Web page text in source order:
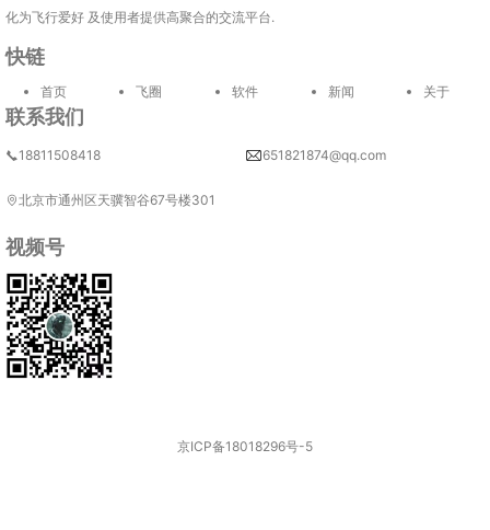
化为飞行爱好 及使用者提供高聚合的交流平台.
快链
首页 飞圈 软件 新闻 关于
联系我们
18811508418 651821874@qq.com
北京市通州区天骥智谷67号楼301
视频号
京ICP备18018296号-5